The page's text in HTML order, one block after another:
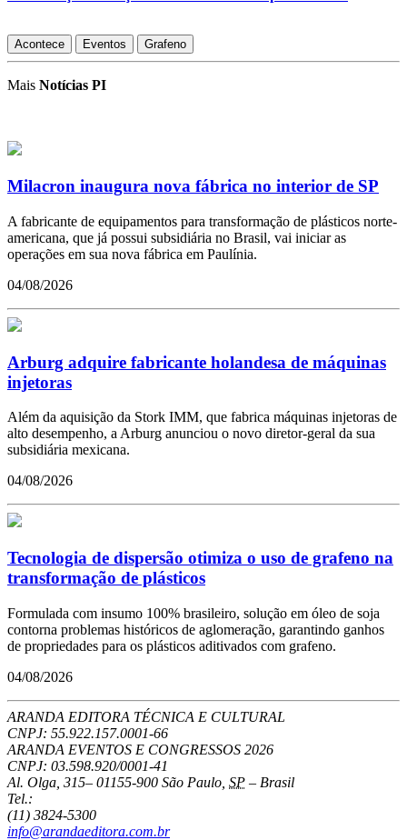
Acontece Eventos Grafeno
Mais Notícias PI
Milacron inaugura nova fábrica no interior de SP
A fabricante de equipamentos para transformação de plásticos norte-
americana, que já possui subsidiária no Brasil, vai iniciar as
operações em sua nova fábrica em Paulínia.
04/08/2026
Arburg adquire fabricante holandesa de máquinas
injetoras
Além da aquisição da Stork IMM, que fabrica máquinas injetoras de
alto desempenho, a Arburg anunciou o novo diretor-geral da sua
subsidiária mexicana.
04/08/2026
Tecnologia de dispersão otimiza o uso de grafeno na
transformação de plásticos
Formulada com insumo 100% brasileiro, solução em óleo de soja
contorna problemas históricos de aglomeração, garantindo ganhos
de propriedades para os plásticos aditivados com grafeno.
04/08/2026
ARANDA EDITORA TÉCNICA E CULTURAL
CNPJ: 55.922.157.0001-66
ARANDA EVENTOS E CONGRESSOS 2026
CNPJ: 03.598.920/0001-41
Al. Olga, 315– 01155-900 São Paulo SP – Brasil
Tel.:
(11) 3824-5300
info@arandaeditora.com.br